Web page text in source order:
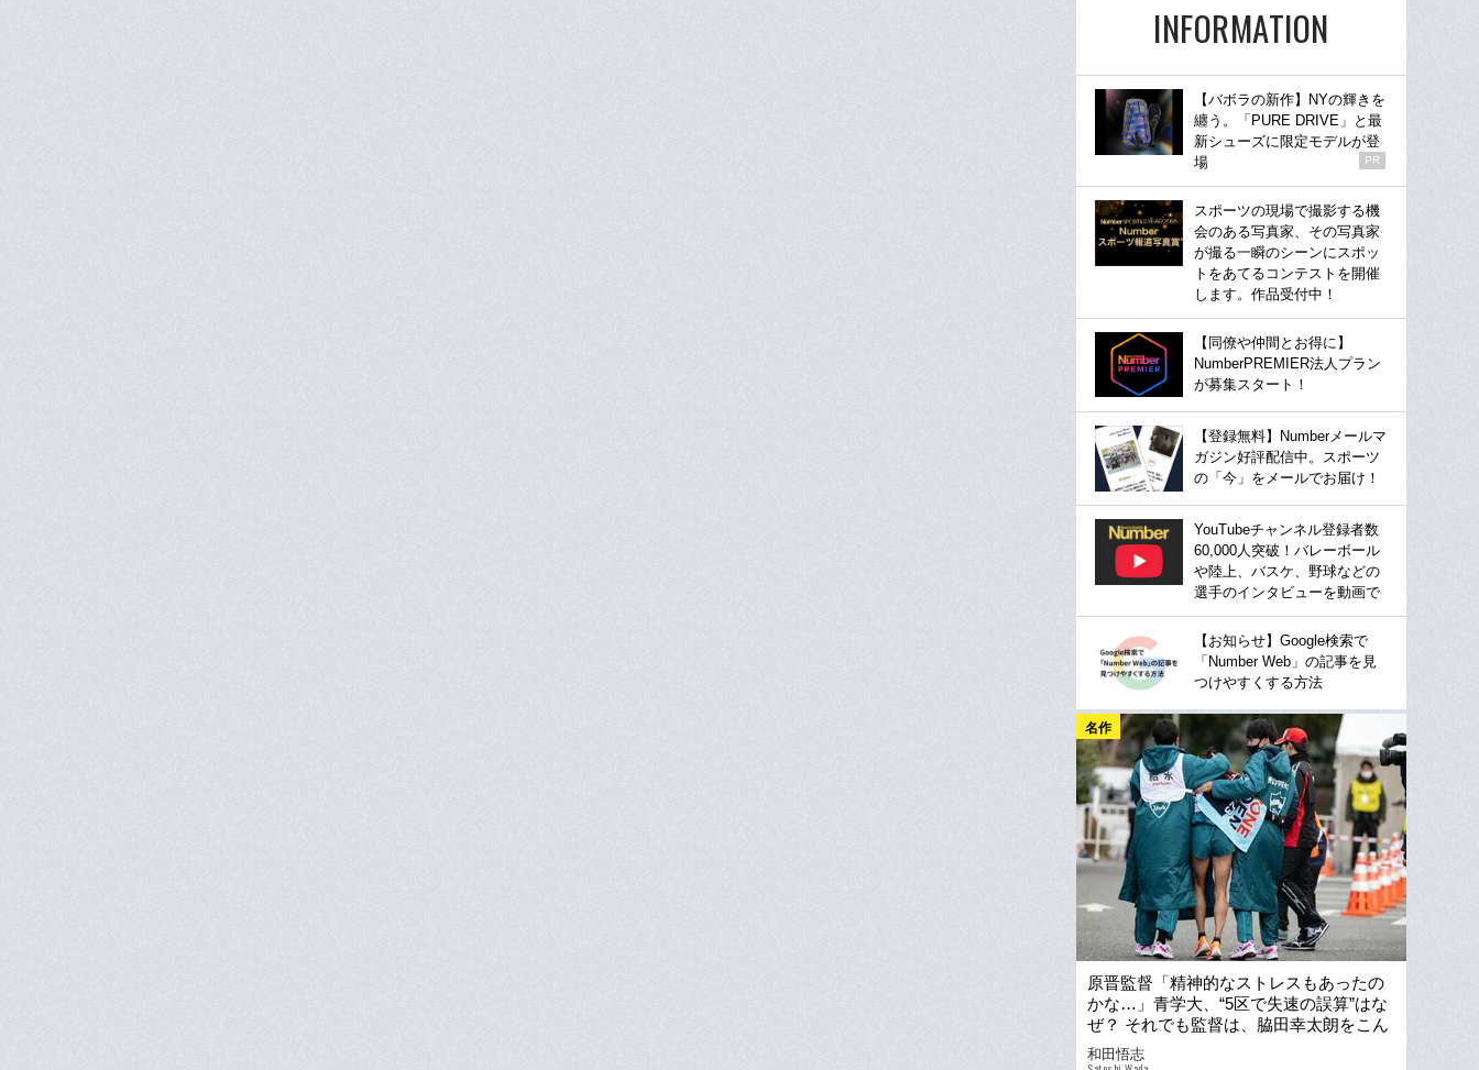
INFORMATION
【バボラの新作】NYの輝きを
纏う。「PURE DRIVE」と最
新シューズに限定モデルが登
場
PR
スポーツの現場で撮影する機
会のある写真家、その写真家
が撮る一瞬のシーンにスポッ
トをあてるコンテストを開催
します。作品受付中！
【同僚や仲間とお得に】
NumberPREMIER法人プラン
が募集スタート！
【登録無料】Numberメールマ
ガジン好評配信中。スポーツ
の「今」をメールでお届け！
YouTubeチャンネル登録者数
60,000人突破！バレーボール
や陸上、バスケ、野球などの
選手のインタビューを動画で
【お知らせ】Google検索で
「Number Web」の記事を見
つけやすくする方法
名作
原晋監督「精神的なストレスもあったの
かな…」青学大、“5区で失速の誤算”はな
ぜ？ それでも監督は、脇田幸太朗をこん
な言葉でかばった
和田悟志